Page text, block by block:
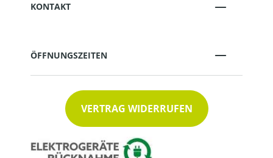
KONTAKT
ÖFFNUNGSZEITEN
VERTRAG WIDERRUFEN